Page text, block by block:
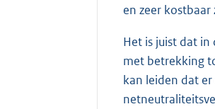
en zeer kostbaar
Het is juist dat in
met betrekking
kan leiden dat